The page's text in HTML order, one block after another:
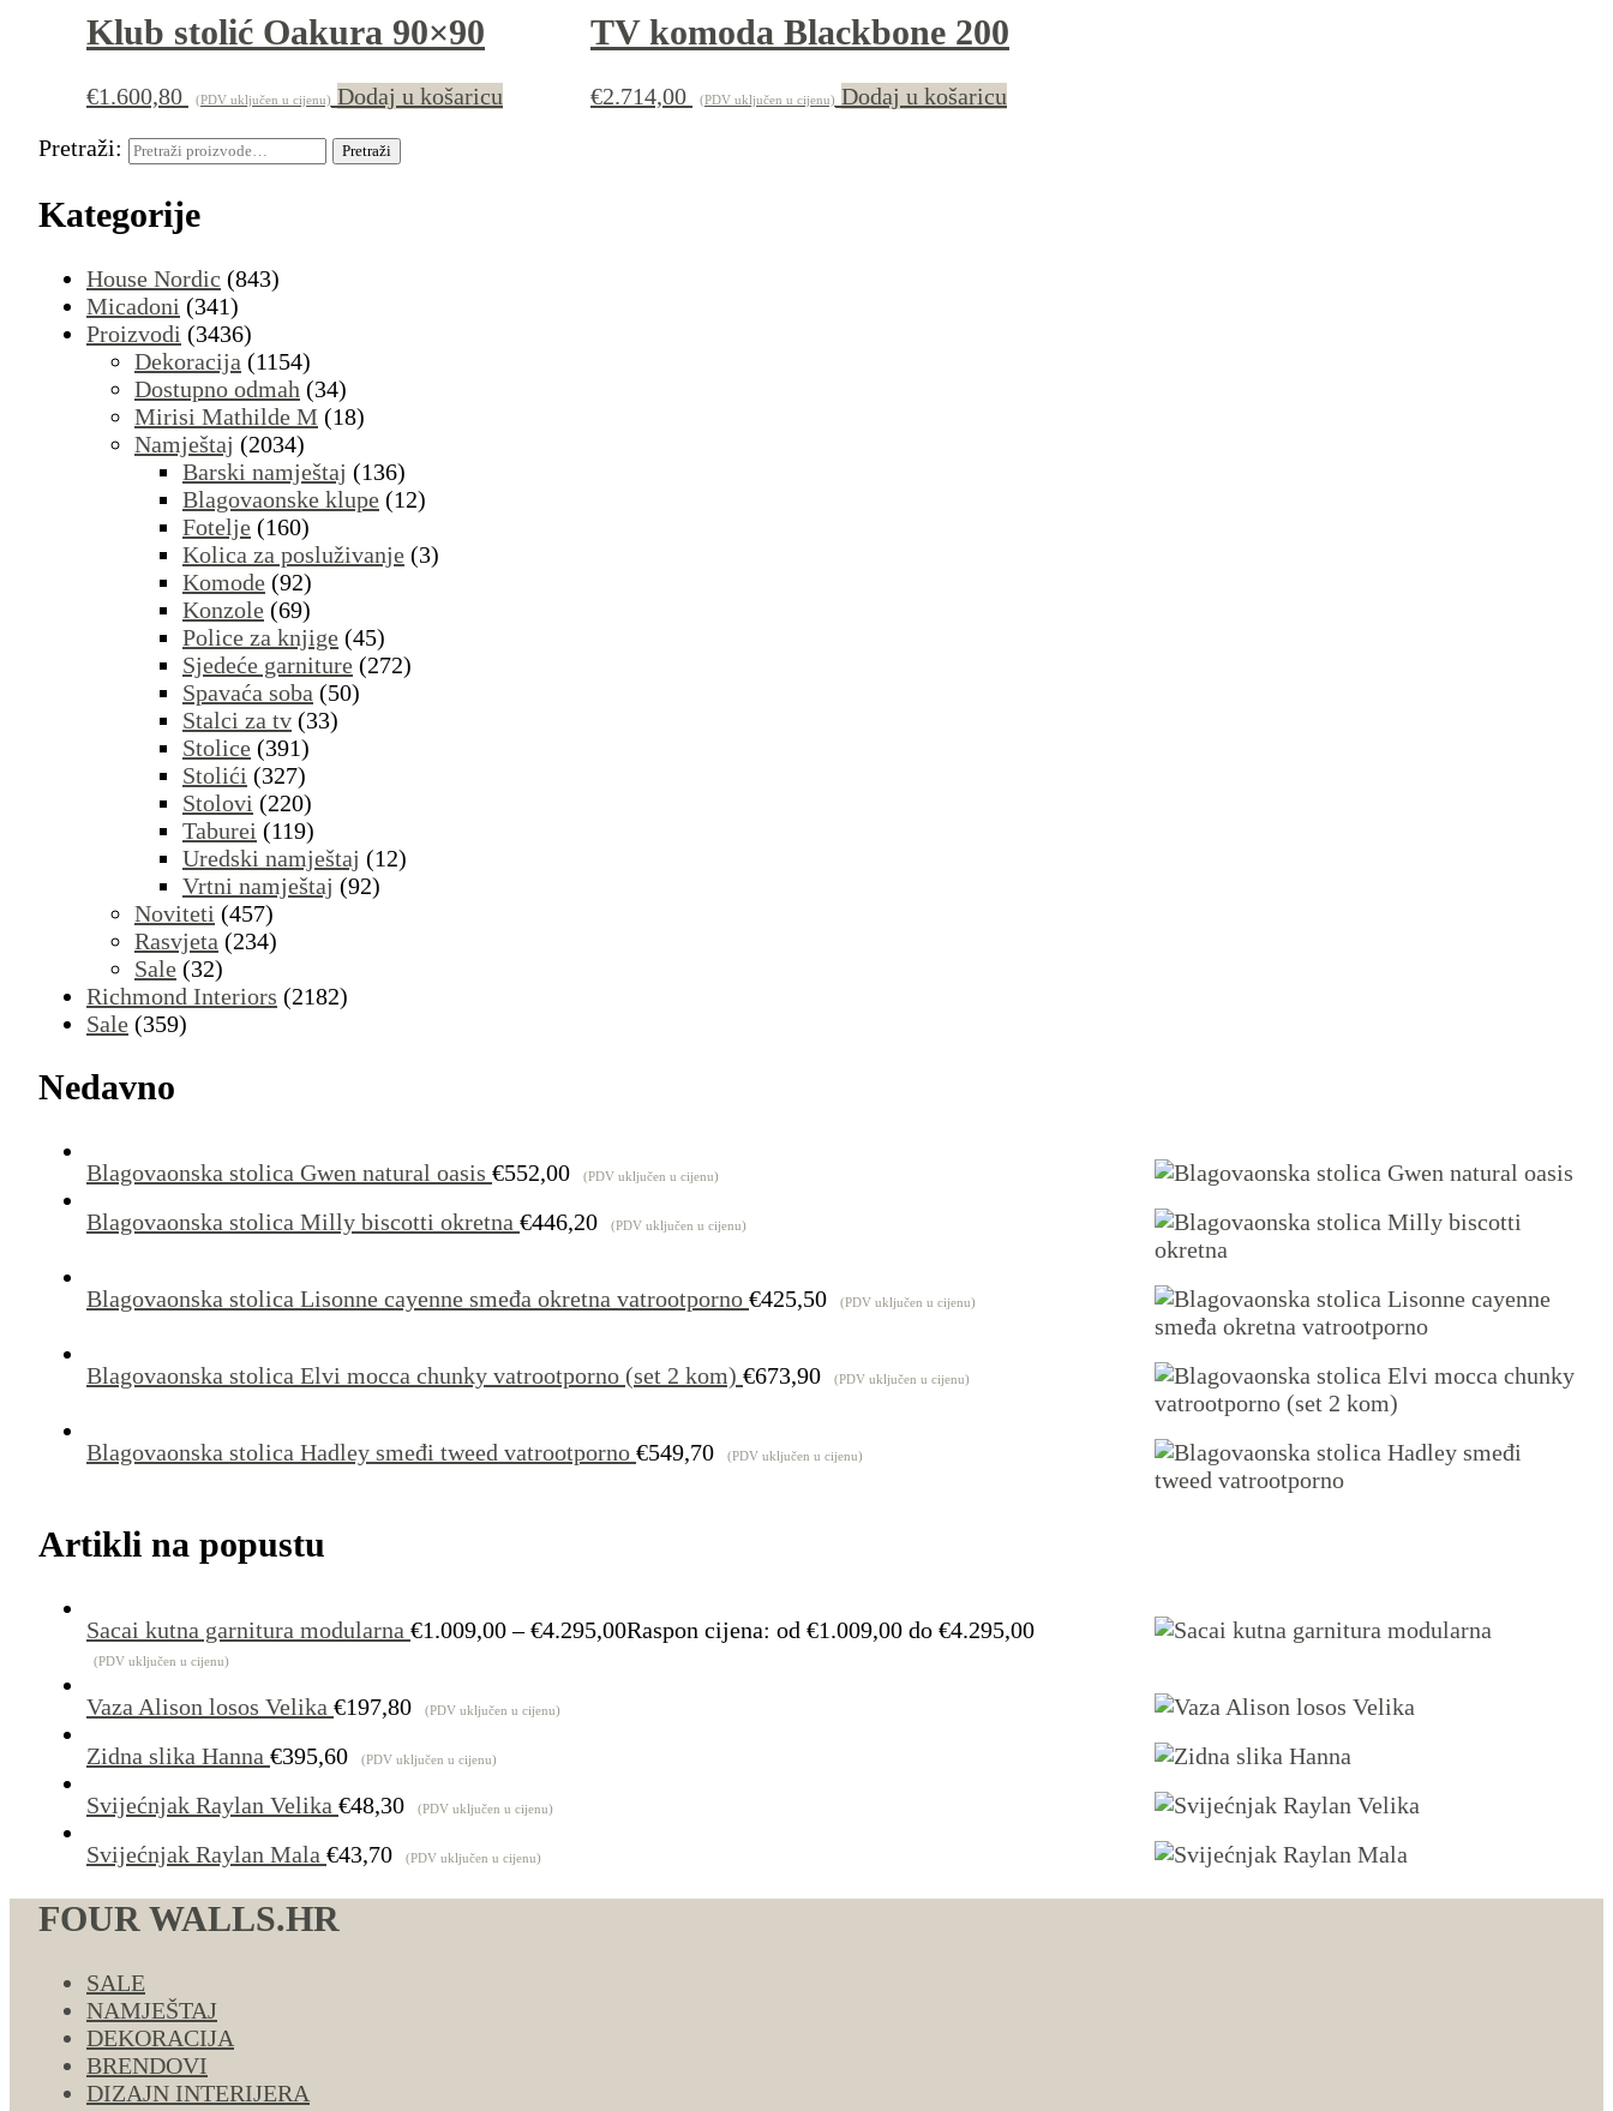
Klub stolić Oakura 90×90
€1.600,80 (PDV uključen u cijenu) Dodaj u košaricu
TV komoda Blackbone 200
€2.714,00 (PDV uključen u cijenu) Dodaj u košaricu
Pretraži:
Pretraži
Kategorije
House Nordic (843)
Micadoni (341)
Proizvodi (3436)
Dekoracija (1154)
Dostupno odmah (34)
Mirisi Mathilde M (18)
Namještaj (2034)
Barski namještaj (136)
Blagovaonske klupe (12)
Fotelje (160)
Kolica za posluživanje (3)
Komode (92)
Konzole (69)
Police za knjige (45)
Sjedeće garniture (272)
Spavaća soba (50)
Stalci za tv (33)
Stolice (391)
Stolići (327)
Stolovi (220)
Taburei (119)
Uredski namještaj (12)
Vrtni namještaj (92)
Noviteti (457)
Rasvjeta (234)
Sale (32)
Richmond Interiors (2182)
Sale (359)
Nedavno
Blagovaonska stolica Gwen natural oasis €552,00 (PDV uključen u cijenu)
Blagovaonska stolica Milly biscotti okretna €446,20 (PDV uključen u cijenu)
Blagovaonska stolica Lisonne cayenne smeđa okretna vatrootporno €425,50 (PDV uključen u cijenu)
Blagovaonska stolica Elvi mocca chunky vatrootporno (set 2 kom) €673,90 (PDV uključen u cijenu)
Blagovaonska stolica Hadley smeđi tweed vatrootporno €549,70 (PDV uključen u cijenu)
Artikli na popustu
Sacai kutna garnitura modularna €1.009,00 – €4.295,00Raspon cijena: od €1.009,00 do €4.295,00
(PDV uključen u cijenu)
Vaza Alison losos Velika €197,80 (PDV uključen u cijenu)
Zidna slika Hanna €395,60 (PDV uključen u cijenu)
Svijećnjak Raylan Velika €48,30 (PDV uključen u cijenu)
Svijećnjak Raylan Mala €43,70 (PDV uključen u cijenu)
FOUR WALLS.HR
SALE
NAMJEŠTAJ
DEKORACIJA
BRENDOVI
DIZAJN INTERIJERA